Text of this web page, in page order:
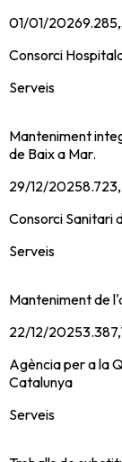
01/01/2026
Consorci
Serveis
Manteniment
de Baix a Mar.
29/12/2025
Consorci Sanitari
Serveis
Manteniment de
22/12/2025
Agència per a la
Catalunya
Serveis